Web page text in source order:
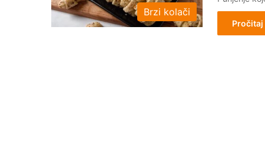
Brzi kolači
Pročitaj